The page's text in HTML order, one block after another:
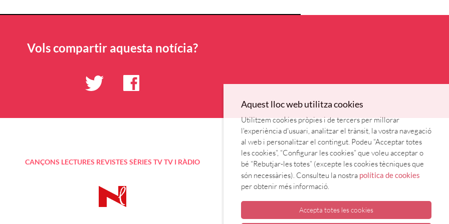
Vols compartir aquesta notícia?
CANÇONS LECTURES REVISTES SÈRIES TV TV I RÀDIO
Aquest lloc web utilitza cookies
Utilitzem cookies pròpies i de tercers per millorar
l'experiència d'usuari, analitzar el trànsit, la vostra navegació
al web i personalitzar el contingut. Podeu “Acceptar totes
les cookies”, “Configurar les cookies” que voleu acceptar o
bé “Rebutjar-les totes” (excepte les cookies tècniques que
són necessàries). Consulteu la nostra política de cookies
per obtenir més informació.
Accepta totes les cookies